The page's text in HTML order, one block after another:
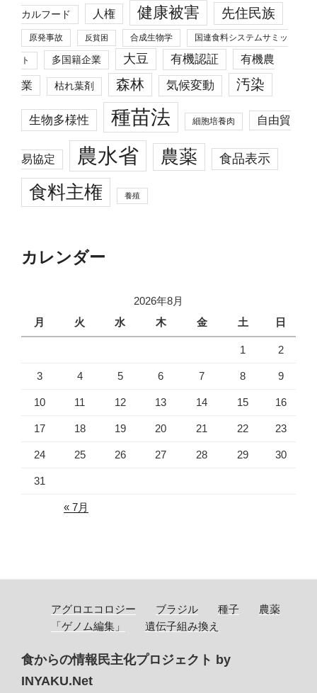
カルフード 人権 健康被害 先住民族
原発事故 反貧困 合成生物学 国連食料システムサミッ
ト 多国籍企業 大豆 有機認証 有機農
業 枯れ葉剤 森林 気候変動 汚染
生物多様性 種苗法 細胞培養肉 自由貿
易協定 農水省 農薬 食品表示
食料主権 養殖
カレンダー
2026年8月
月
火 水 木 金 土 日
1 2
3 4 5 6 7 8 9
10 11 12 13 14 15 16
17 18 19 20 21 22 23
24 25 26 27 28 29 30
31
« 7月
アグロエコロジー ブラジル 種子
農薬
「ゲノム編集」
遺伝子組み換え
食からの情報民主化プロジェクト by
INYAKU.Net